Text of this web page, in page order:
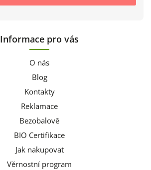
Informace pro vás
O nás
Blog
Kontakty
Reklamace
Bezobalově
BIO Certifikace
Jak nakupovat
Věrnostní program